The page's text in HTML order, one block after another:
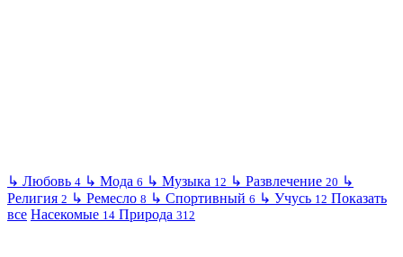
↳ Любовь 4 ↳ Мода 6 ↳ Музыка 12 ↳ Развлечение 20 ↳
Религия 2 ↳ Ремесло 8 ↳ Спортивный 6 ↳ Учусь 12 Показать
все Насекомые 14 Природа 312